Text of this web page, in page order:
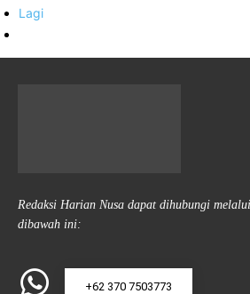
Lagi
Redaksi Harian Nusa dapat dihubungi
dibawah ini:
+62 370 7503773